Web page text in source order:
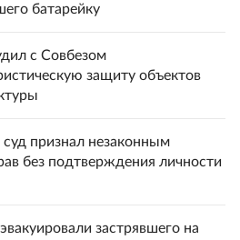
батарейку
с Совбезом
защиту объектов
признал незаконным
без подтверждения личности
застрявшего на